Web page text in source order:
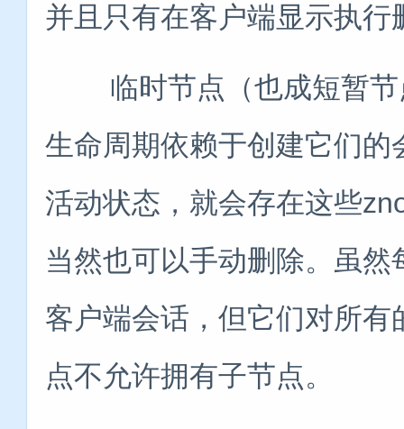
并且只有在客户端显示执
临时节点（也成短暂节
生命周期依赖于创建它们
活动状态，就会存在这些
当然也可以手动删除。虽
客户端会话，但它们对所
点不允许拥有子节点。